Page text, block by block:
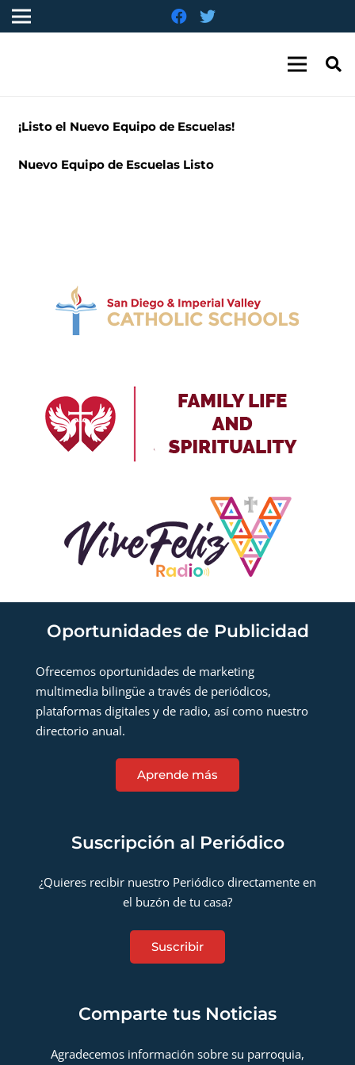
¡Listo el Nuevo Equipo de Escuelas!
Nuevo Equipo de Escuelas Listo
Oportunidades de Publicidad
Ofrecemos oportunidades de marketing
multimedia bilingüe a través de periódicos,
plataformas digitales y de radio, así como nuestro
directorio anual.
Aprende más
Suscripción al Periódico
¿Quieres recibir nuestro Periódico directamente en
el buzón de tu casa?
Suscribir
Comparte tus Noticias
Agradecemos información sobre su parroquia,